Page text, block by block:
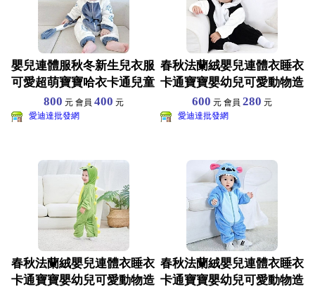
嬰兒連體服秋冬新生兒衣服
可愛超萌寶寶哈衣卡通兒童
睡衣爬服 尺寸70-1
800 元 會員 400 元
愛迪達批發網
春秋法蘭絨嬰兒連體衣睡衣
卡通寶寶嬰幼兒可愛動物造
型衣服童裝 尺寸80-
600 元 會員280 元
愛迪達批發網
春秋法蘭絨嬰兒連體衣睡衣
卡通寶寶嬰幼兒可愛動物造
春秋法蘭絨嬰兒連體衣睡衣
卡通寶寶嬰幼兒可愛動物造